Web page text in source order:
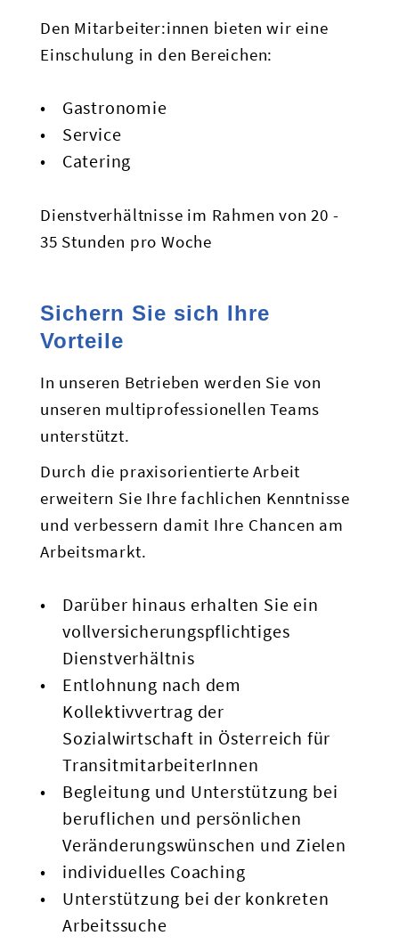
Den Mitarbeiter:innen bieten wir eine
Einschulung in den Bereichen:
Gastronomie
Service
Catering
Dienstverhältnisse im Rahmen von 20 -
35 Stunden pro Woche
Sichern Sie sich Ihre
Vorteile
In unseren Betrieben werden Sie von
unseren multiprofessionellen Teams
unterstützt.
Durch die praxisorientierte Arbeit
erweitern Sie Ihre fachlichen Kenntnisse
und verbessern damit Ihre Chancen am
Arbeitsmarkt.
Darüber hinaus erhalten Sie ein
vollversicherungspflichtiges
Dienstverhältnis
Entlohnung nach dem
Kollektivvertrag der
Sozialwirtschaft in Österreich für
TransitmitarbeiterInnen
Begleitung und Unterstützung bei
beruflichen und persönlichen
Veränderungswünschen und Zielen
individuelles Coaching
Unterstützung bei der konkreten
Arbeitssuche